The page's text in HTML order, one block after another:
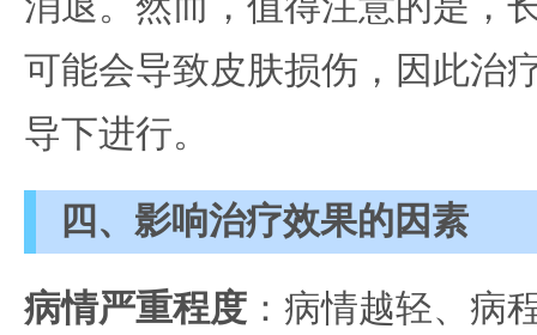
可能会导致皮肤损伤，因此治
导下进行。
四、影响治疗效果的因素
病情严重程度 ：病情越轻、病